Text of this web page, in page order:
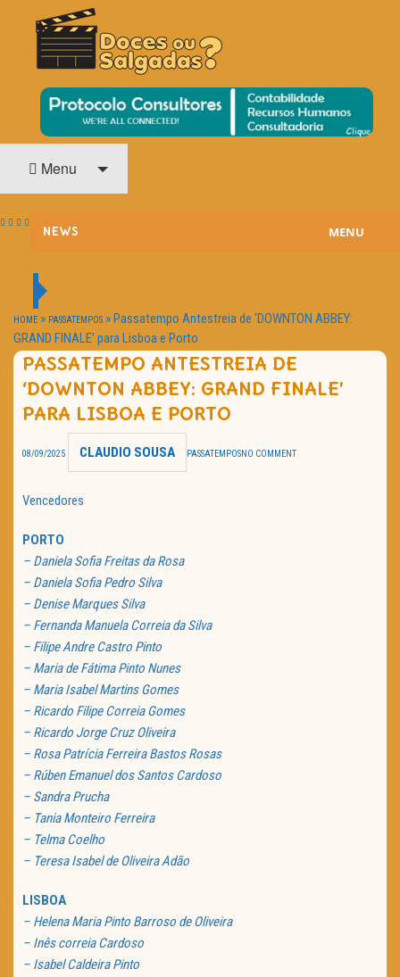
DOCES OU SALGADAS?
O Cinema? Uma Paixão!!
Menu
NEWS
HOME CINEMA
NOTA PESSOAL
MENU
HOME » PASSATEMPOS »Passatempo Antestreia de ‘DOWNTON ABBEY:
GRAND FINALE’ para Lisboa e Porto
PASSATEMPO ANTESTREIA DE
‘DOWNTON ABBEY: GRAND FINALE’
PARA LISBOA E PORTO
08/09/2025 CLAUDIO SOUSA PASSATEMPOSNO COMMENT
Vencedores
PORTO
– Daniela Sofia Freitas da Rosa
– Daniela Sofia Pedro Silva
– Denise Marques Silva
– Fernanda Manuela Correia da Silva
– Filipe Andre Castro Pinto
– Maria de Fátima Pinto Nunes
– Maria Isabel Martins Gomes
– Ricardo Filipe Correia Gomes
– Ricardo Jorge Cruz Oliveira
– Rosa Patrícia Ferreira Bastos Rosas
– Rúben Emanuel dos Santos Cardoso
– Sandra Prucha
– Tania Monteiro Ferreira
– Telma Coelho
– Teresa Isabel de Oliveira Adão
LISBOA
– Helena Maria Pinto Barroso de Oliveira
– Inês correia Cardoso
– Isabel Caldeira Pinto